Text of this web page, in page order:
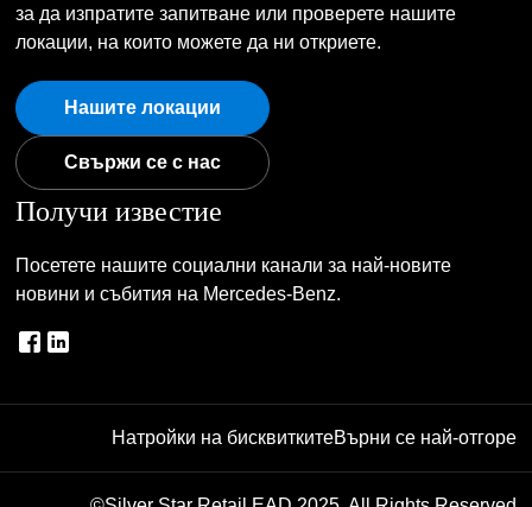
за да изпратите запитване или проверете нашите
локации, на които можете да ни откриете.
Нашите локации
Свържи се с нас
Получи известие
Посетете нашите социални канали за най-новите
новини и събития на Mercedes-Benz.
Натройки на бисквиткитеВърни се най-отгоре